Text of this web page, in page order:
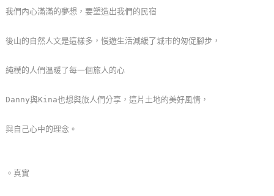
度
單
理
帳
我們內心滿滿的夢想，要塑造出我們的民宿
後山的自然人文是這樣多，慢遊生活減緩了城市的匆促腳步，
純樸的人們溫暖了每一個旅人的心
Danny與Kina也想與旅人們分享，這片土地的美好風情，
與自己心中的理念。
。真實